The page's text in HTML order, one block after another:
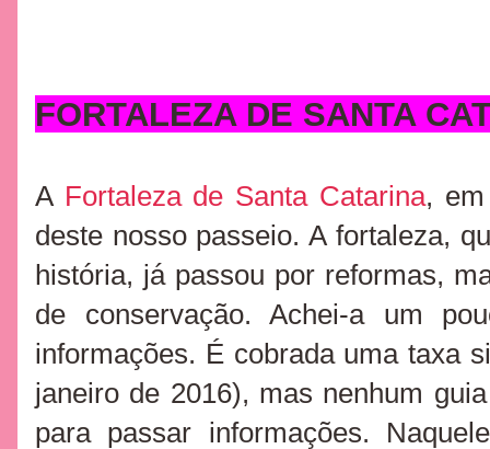
FORTALEZA DE SANTA
A Fortaleza de Santa Catarina, em
deste nosso passeio. A fortaleza,
história, já passou por reformas,
de conservação. Achei-a um
informações. É cobrada uma taxa
janeiro de 2016), mas nenhum
para passar informações.